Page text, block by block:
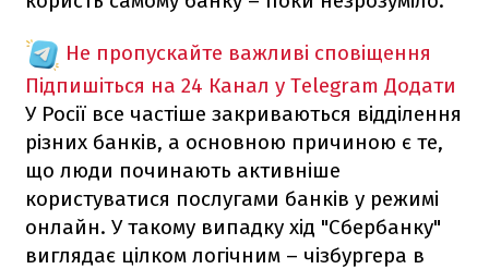
Не пропускайте важливі сповіщення
Підпишіться на 24 Канал у Telegram Додати
У Росії все частіше закриваються відділення
різних банків, а основною причиною є те,
що люди починають активніше
користуватися послугами банків у режимі
онлайн. У такому випадку хід "Сбербанку"
виглядає цілком логічним – чізбургера в